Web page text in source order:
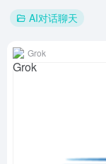
AI对话聊天
Grok